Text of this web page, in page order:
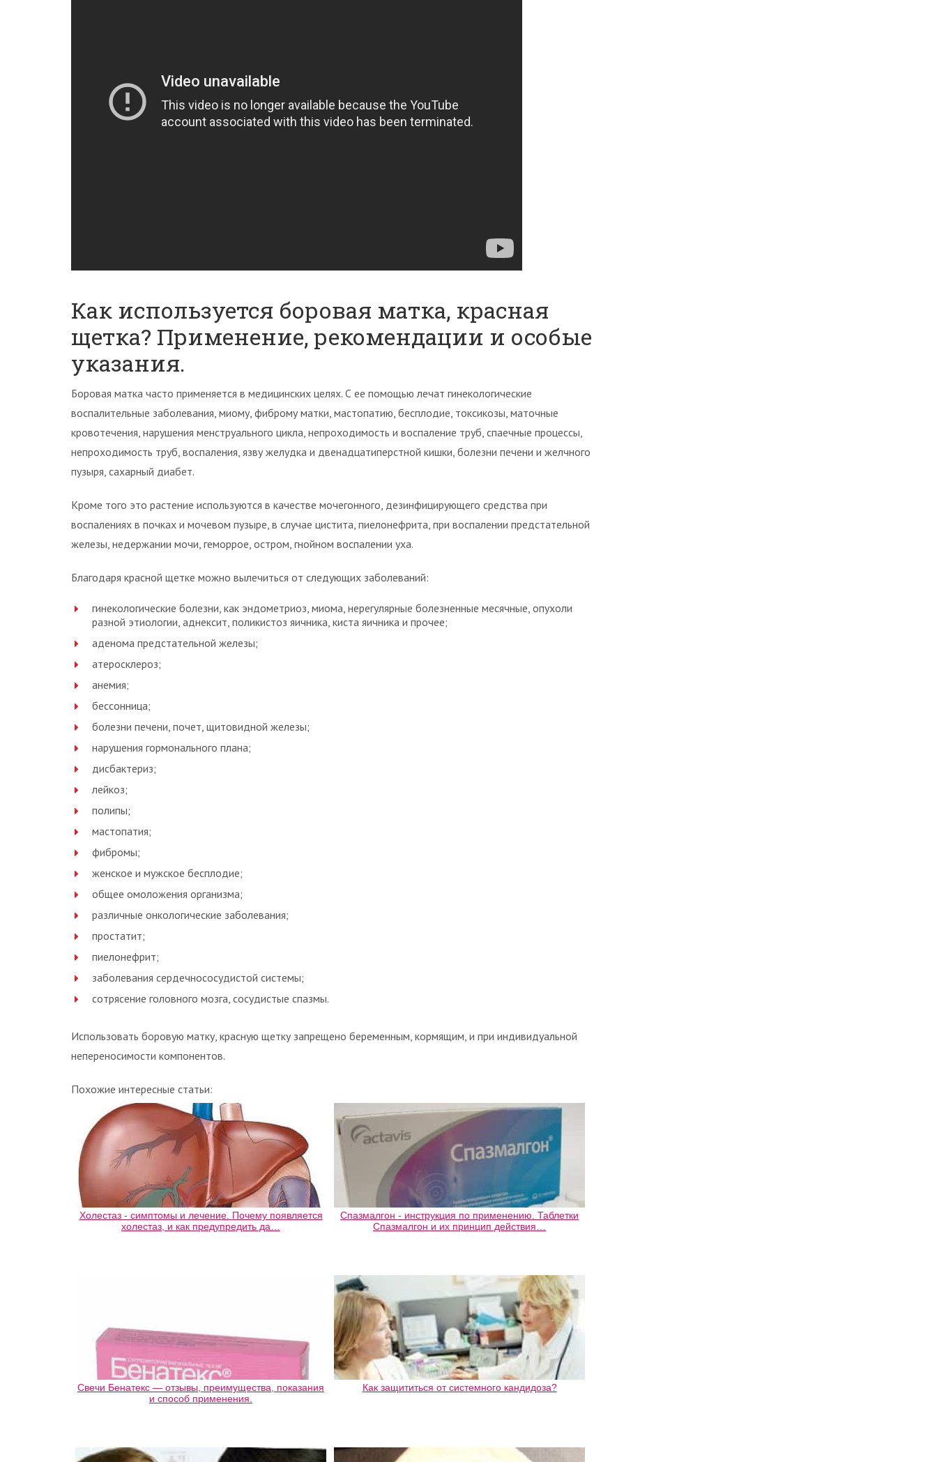
Как используется боровая матка, красная
щетка? Применение, рекомендации и особые
указания.
Боровая матка часто применяется в медицинских целях. С ее помощью лечат гинекологические
воспалительные заболевания, миому, фиброму матки, мастопатию, бесплодие, токсикозы, маточные
кровотечения, нарушения менструального цикла, непроходимость и воспаление труб, спаечные процессы,
непроходимость труб, воспаления, язву желудка и двенадцатиперстной кишки, болезни печени и желчного
пузыря, сахарный диабет.
Кроме того это растение используются в качестве мочегонного, дезинфицирующего средства при
воспалениях в почках и мочевом пузыре, в случае цистита, пиелонефрита, при воспалении предстательной
железы, недержании мочи, геморрое, остром, гнойном воспалении уха.
Благодаря красной щетке можно вылечиться от следующих заболеваний:
гинекологические болезни, как эндометриоз, миома, нерегулярные болезненные месячные, опухоли
разной этиологии, аднексит, поликистоз яичника, киста яичника и прочее;
аденома предстательной железы;
атеросклероз;
анемия;
бессонница;
болезни печени, почет, щитовидной железы;
нарушения гормонального плана;
дисбактериз;
лейкоз;
полипы;
мастопатия;
фибромы;
женское и мужское бесплодие;
общее омоложения организма;
различные онкологические заболевания;
простатит;
пиелонефрит;
заболевания сердечнососудистой системы;
сотрясение головного мозга, сосудистые спазмы.
Использовать боровую матку, красную щетку запрещено беременным, кормящим, и при индивидуальной
непереносимости компонентов.
Похожие интересные статьи:
Холестаз - симптомы и лечение. Почему появляется
холестаз, и как предупредить да…
Спазмалгон - инструкция по применению. Таблетки
Спазмалгон и их принцип действия…
Свечи Бенатекс — отзывы, преимущества, показания
и способ применения.
Как защититься от системного кандидоза?